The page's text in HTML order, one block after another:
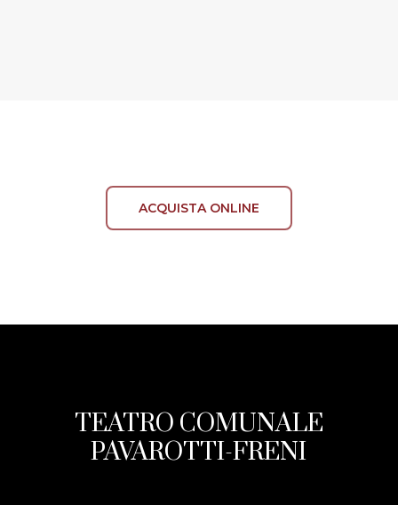
ACQUISTA ONLINE
TEATRO COMUNALE
PAVAROTTI-FRENI